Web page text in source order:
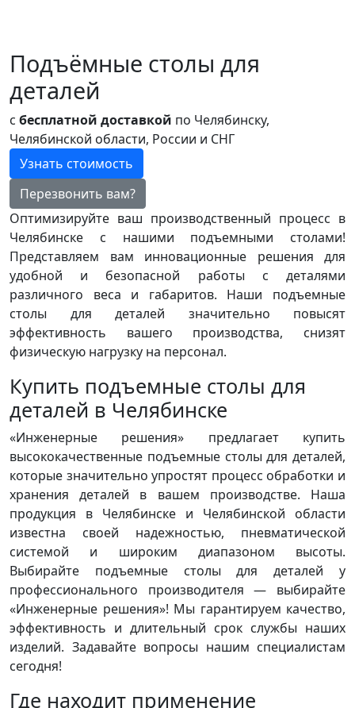
Подъёмные столы для
деталей
с бесплатной доставкой по Челябинску,
Челябинской области, России и СНГ
Узнать стоимость
Перезвонить вам?
Оптимизируйте ваш производственный процесс в
Челябинске с нашими подъемными столами!
Представляем вам инновационные решения для
удобной и безопасной работы с деталями
различного веса и габаритов. Наши подъемные
столы для деталей значительно повысят
эффективность вашего производства, снизят
физическую нагрузку на персонал.
Купить подъемные столы для
деталей в Челябинске
«Инженерные решения» предлагает купить
высококачественные подъемные столы для деталей,
которые значительно упростят процесс обработки и
хранения деталей в вашем производстве. Наша
продукция в Челябинске и Челябинской области
известна своей надежностью, пневматической
системой и широким диапазоном высоты.
Выбирайте подъемные столы для деталей у
профессионального производителя — выбирайте
«Инженерные решения»! Мы гарантируем качество,
эффективность и длительный срок службы наших
изделий. Задавайте вопросы нашим специалистам
сегодня!
Где находит применение